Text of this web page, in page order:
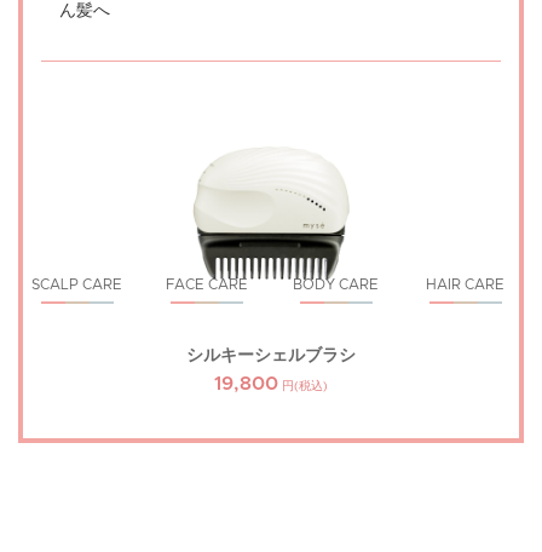
ん髪へ
シルキーシェルブラシ
19,800 円(税込)
SCALP CARE FACE CARE BODY CARE HAIR CARE